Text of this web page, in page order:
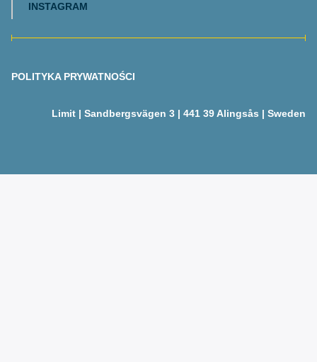
INSTAGRAM
POLITYKA PRYWATNOŚCI
Limit | Sandbergsvägen 3 | 441 39 Alingsås | Sweden